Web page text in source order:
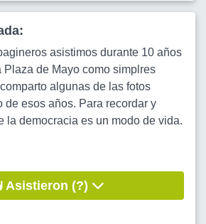
asistimos durante 10 años
Plaza de Mayo como simplres
algunas de las fotos
de esos años. Para recordar y
la democracia es un modo de vida.
Asistieron (?)